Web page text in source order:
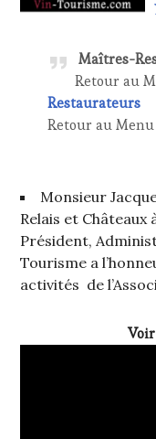
Maîtres-
Retour au
Restaurateurs
Retour au Menu
Monsieur
Relais et
Président,
Tourisme a
activités de